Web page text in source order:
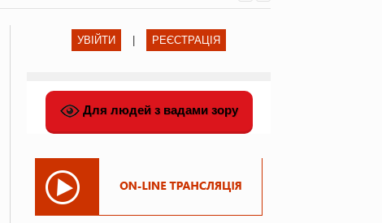
УВІЙТИ РЕЄСТРАЦІЯ
Для людей з вадами зору